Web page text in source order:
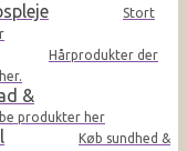
Stort
Hårprodukter der
&
produkter her
Køb sundhed &